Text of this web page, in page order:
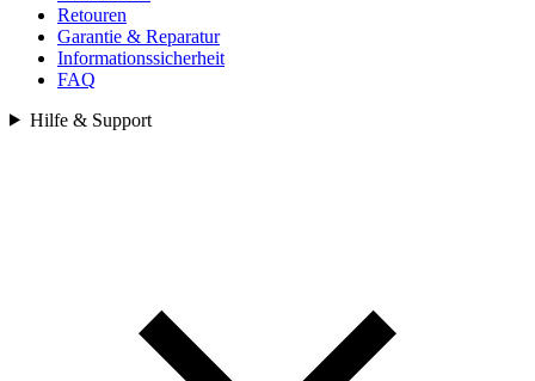
Retouren
Garantie & Reparatur
Informationssicherheit
FAQ
Hilfe & Support